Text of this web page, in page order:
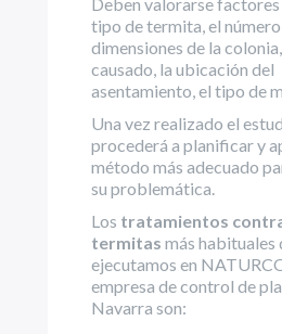
tipo de termita, el
dimensiones de la
causado, la ubicación del
asentamiento, el tipo de
Una vez realizado el
procederá a planificar y
método más adecuado
su problemática.
Los tratamientos
termitas más habituales
ejecutamos en
empresa de control de
Navarra son: